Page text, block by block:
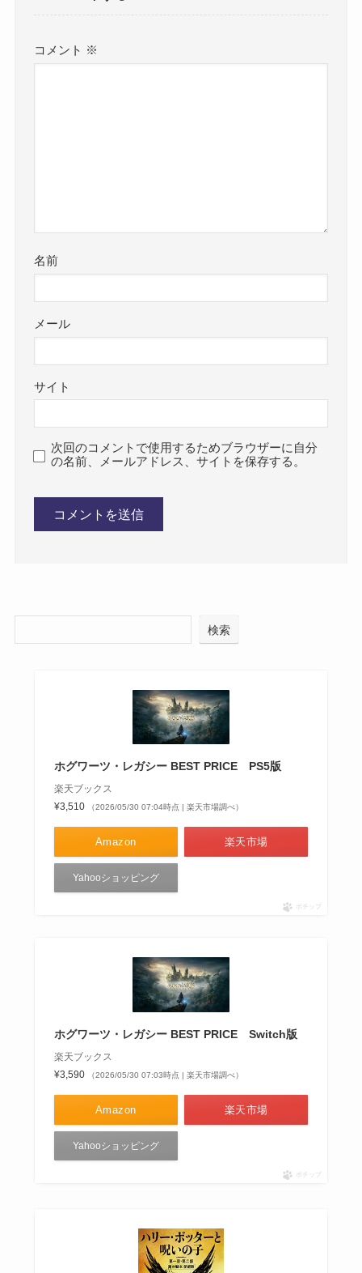
コメント ※
名前
メール
サイト
次回のコメントで使用するためブラウザーに自分
の名前、メールアドレス、サイトを保存する。
検索
ホグワーツ・レガシー BEST PRICE PS5版
楽天ブックス
¥3,510
（2026/05/30 07:04時点 | 楽天市場調べ）
Amazon 楽天市場
Yahooショッピング
ポチップ
ホグワーツ・レガシー BEST PRICE Switch版
楽天ブックス
¥3,590
（2026/05/30 07:03時点 | 楽天市場調べ）
Amazon 楽天市場
Yahooショッピング
ポチップ